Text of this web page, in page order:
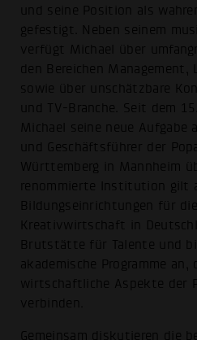
und seine Position als
gefestigt. Neben seinem
verfügt Michael über
den Bereichen Management,
sowie über unschätzbare
und TV-Branche. Seit dem
Michael seine neue Aufgabe
und Geschäftsführer der
Württemberg in Mannheim
renommierte Institution gilt
Bildungseinrichtungen für
Kreativwirtschaft in
Brutstätte für Talente und
akademische Programme
wirtschaftliche Aspekte der
verbinden.
Gemeinsam diskutieren die